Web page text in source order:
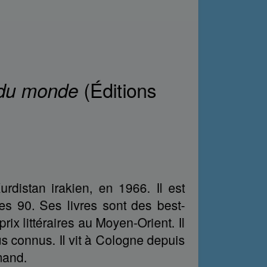
monde (Éditions
irakien, en 1966. Il est
90. Ses livres sont des best-
littéraires au Moyen-Orient. Il
connus. Il vit à Cologne depuis